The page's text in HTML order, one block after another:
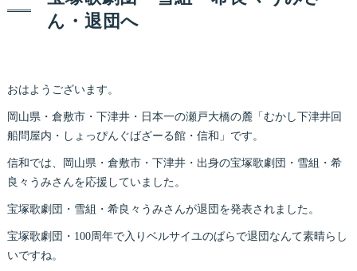
ん・退団へ
おはようございます。
岡山県・倉敷市・下津井・日本一の瀬戸大橋の麓「むかし下津井回
船問屋内・しょっぴんぐばざーる館・信和」です。
信和では、岡山県・倉敷市・下津井・出身の宝塚歌劇団・雪組・希
良々うみさんを応援していました。
宝塚歌劇団・雪組・希良々うみさんが退団を発表されました。
宝塚歌劇団・100周年で入りベルサイユのばらで退団なんて素晴らし
いですね。